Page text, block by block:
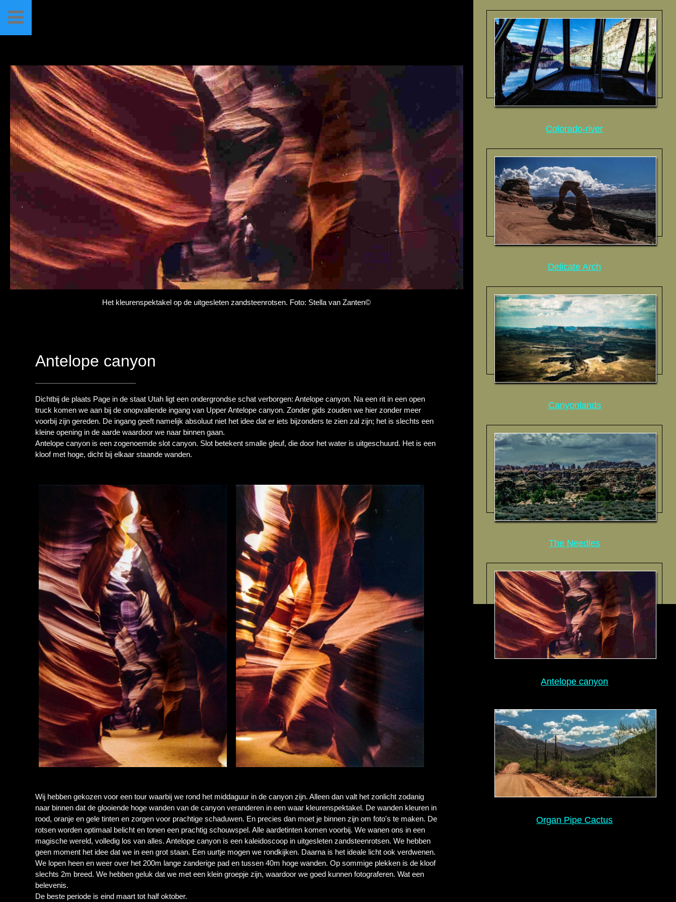
Het kleurenspektakel op de uitgesleten zandsteenrotsen. Foto: Stella van Zanten©
Antelope canyon
Dichtbij de plaats Page in de staat Utah ligt een ondergrondse schat verborgen: Antelope canyon. Na een rit in een open
truck komen we aan bij de onopvallende ingang van Upper Antelope canyon. Zonder gids zouden we hier zonder meer
voorbij zijn gereden. De ingang geeft namelijk absoluut niet het idee dat er iets bijzonders te zien zal zijn; het is slechts een
kleine opening in de aarde waardoor we naar binnen gaan.
Antelope canyon is een zogenoemde slot canyon. Slot betekent smalle gleuf, die door het water is uitgeschuurd. Het is een
kloof met hoge, dicht bij elkaar staande wanden.
Wij hebben gekozen voor een tour waarbij we rond het middaguur in de canyon zijn. Alleen dan valt het zonlicht zodanig
naar binnen dat de glooiende hoge wanden van de canyon veranderen in een waar kleurenspektakel. De wanden kleuren in
rood, oranje en gele tinten en zorgen voor prachtige schaduwen. En precies dan moet je binnen zijn om foto's te maken. De
rotsen worden optimaal belicht en tonen een prachtig schouwspel. Alle aardetinten komen voorbij. We wanen ons in een
magische wereld, volledig los van alles. Antelope canyon is een kaleidoscoop in uitgesleten zandsteenrotsen. We hebben
geen moment het idee dat we in een grot staan. Een uurtje mogen we rondkijken. Daarna is het ideale licht ook verdwenen.
We lopen heen en weer over het 200m lange zanderige pad en tussen 40m hoge wanden. Op sommige plekken is de kloof
slechts 2m breed. We hebben geluk dat we met een klein groepje zijn, waardoor we goed kunnen fotograferen. Wat een
belevenis.
De beste periode is eind maart tot half oktober.
Colorado-river
Delicate Arch
Canyonlands
The Needles
Antelope canyon
Organ Pipe Cactus